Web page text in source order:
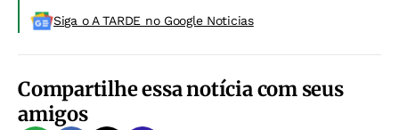
Siga o A TARDE no Google Noticias
Compartilhe essa notícia com seus
amigos